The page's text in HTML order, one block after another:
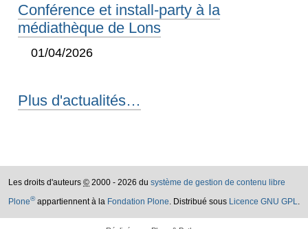
Conférence et install-party à la
médiathèque de Lons
01/04/2026
Plus d'actualités…
Les droits d'auteurs © 2000 - 2026 du système de gestion de contenu libre
Plone®appartiennent à la Fondation Plone. Distribué sous Licence GNU GPL.